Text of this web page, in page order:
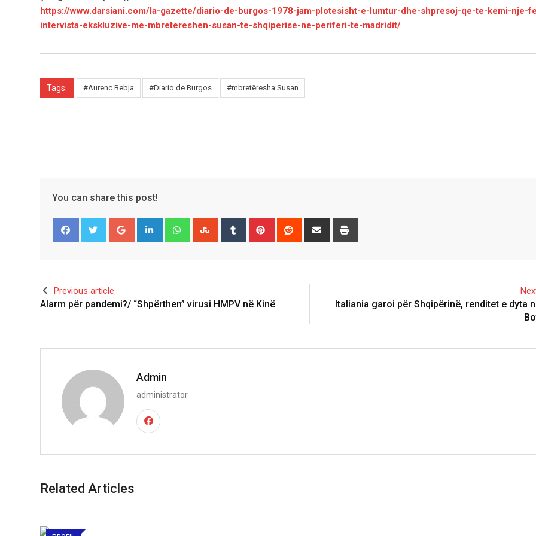
https://www.darsiani.com/la-gazette/diario-de-burgos-1978-jam-plotesisht-e-lumtur-dhe-shpresoj-qe-te-kemi-nje-
intervista-ekskluzive-me-mbretereshen-susan-te-shqiperise-ne-periferi-te-madridit/
Tags: #Aurenc Bebja #Diario de Burgos #mbretëresha Susan
You can share this post!
Google+ LinkedIn WhatsappStumbleUpon
Tumblr Pinterest Reddit
Share
Previous article
Alarm për pandemi?/ “Shpërthen” virusi HMPV në Kinë
Italiania garoi për Shqipërinë, renditet e dyta
Admin
administrator
Related Articles